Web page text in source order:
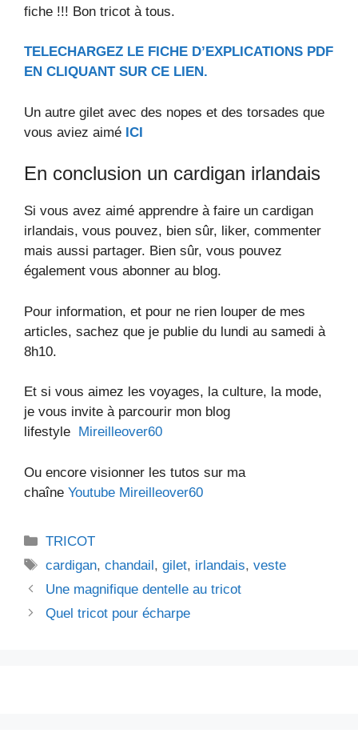
fiche !!! Bon tricot à tous.
TELECHARGEZ LE FICHE D’EXPLICATIONS PDF
EN CLIQUANT SUR CE LIEN.
Un autre gilet avec des nopes et des torsades que
vous aviez aimé ICI
En conclusion un cardigan irlandais
Si vous avez aimé apprendre à faire un cardigan
irlandais, vous pouvez, bien sûr, liker, commenter
mais aussi partager. Bien sûr, vous pouvez
également vous abonner au blog.
Pour information, et pour ne rien louper de mes
articles, sachez que je publie du lundi au samedi à
8h10.
Et si vous aimez les voyages, la culture, la mode,
je vous invite à parcourir mon blog
lifestyle Mireilleover60
Ou encore visionner les tutos sur ma
chaîne Youtube Mireilleover60
Catégories
TRICOT
Étiquettes
cardigan,chandail,gilet, irlandais,veste
Une magnifique dentelle au tricot
Quel tricot pour écharpe